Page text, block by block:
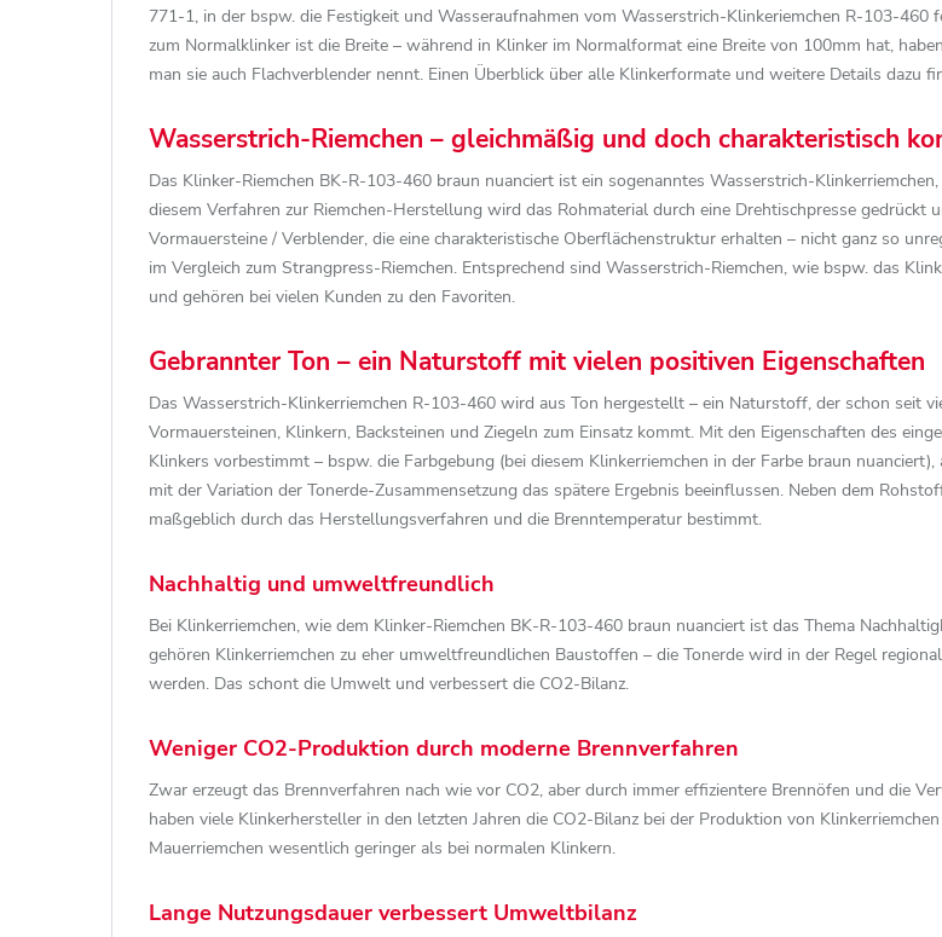
771-1, in der bspw. die Festigkeit und Wasseraufnahmen vom Wasserstrich-Klinkeriemchen R-103-
zum Normalklinker ist die Breite – während in Klinker im Normalformat eine Breite von 100mm hat,
man sie auch Flachverblender nennt. Einen Überblick über alle Klinkerformate und weitere Details dazu
Wasserstrich-Riemchen – gleichmäßig und doch charakteristisch
Das Klinker-Riemchen BK-R-103-460 braun nuanciert ist ein sogenanntes Wasserstrich-
diesem Verfahren zur Riemchen-Herstellung wird das Rohmaterial durch eine Drehtischpresse
Vormauersteine / Verblender, die eine charakteristische Oberflächenstruktur erhalten – nicht ganz so
im Vergleich zum Strangpress-Riemchen. Entsprechend sind Wasserstrich-Riemchen, wie bspw. das
und gehören bei vielen Kunden zu den Favoriten.
Gebrannter Ton – ein Naturstoff mit vielen positiven Eigenschaften
Das Wasserstrich-Klinkerriemchen R-103-460 wird aus Ton hergestellt – ein Naturstoff, der schon seit
Vormauersteinen, Klinkern, Backsteinen und Ziegeln zum Einsatz kommt. Mit den Eigenschaften des
Klinkers vorbestimmt – bspw. die Farbgebung (bei diesem Klinkerriemchen in der Farbe braun
mit der Variation der Tonerde-Zusammensetzung das spätere Ergebnis beeinflussen. Neben dem
maßgeblich durch das Herstellungsverfahren und die Brenntemperatur bestimmt.
Nachhaltig und umweltfreundlich
Bei Klinkerriemchen, wie dem Klinker-Riemchen BK-R-103-460 braun nuanciert ist das Thema
gehören Klinkerriemchen zu eher umweltfreundlichen Baustoffen – die Tonerde wird in der Regel
werden. Das schont die Umwelt und verbessert die CO2-Bilanz.
Weniger CO2-Produktion durch moderne Brennverfahren
Zwar erzeugt das Brennverfahren nach wie vor CO2, aber durch immer effizientere Brennöfen und die
haben viele Klinkerhersteller in den letzten Jahren die CO2-Bilanz bei der Produktion von
Mauerriemchen wesentlich geringer als bei normalen Klinkern.
Lange Nutzungsdauer verbessert Umweltbilanz